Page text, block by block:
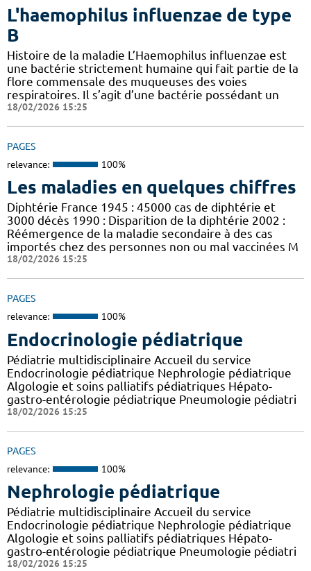
L'haemophilus influenzae de type
B
Histoire de la maladie L’Haemophilus influenzae est
une bactérie strictement humaine qui fait partie de la
flore commensale des muqueuses des voies
respiratoires. Il s’agit d’une bactérie possédant un
18/02/2026 15:25
PAGES
relevance: 100%
Les maladies en quelques chiffres
Diphtérie France 1945 : 45000 cas de diphtérie et
3000 décès 1990 : Disparition de la diphtérie 2002 :
Réémergence de la maladie secondaire à des cas
importés chez des personnes non ou mal vaccinées M
18/02/2026 15:25
PAGES
relevance: 100%
Endocrinologie pédiatrique
Pédiatrie multidisciplinaire Accueil du service
Endocrinologie pédiatrique Nephrologie pédiatrique
Algologie et soins palliatifs pédiatriques Hépato-
gastro-entérologie pédiatrique Pneumologie pédiatri
18/02/2026 15:25
PAGES
relevance: 100%
Nephrologie pédiatrique
Pédiatrie multidisciplinaire Accueil du service
Endocrinologie pédiatrique Nephrologie pédiatrique
Algologie et soins palliatifs pédiatriques Hépato-
gastro-entérologie pédiatrique Pneumologie pédiatri
18/02/2026 15:25